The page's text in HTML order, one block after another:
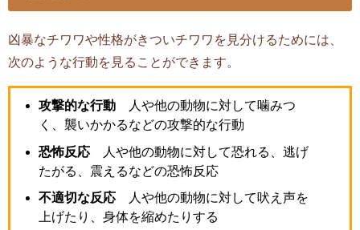
凶暴なチワワや性格がきついチワワを見分けるためには、
次のような行動を見ることができます。
攻撃的な行動 人や他の動物に対して噛みつ
く、襲いかかるなどの攻撃的な行動
恐怖反応 人や他の動物に対して恐れる、逃げ
たがる、震えるなどの恐怖反応
不適切な反応 人や他の動物に対して吠え声を
上げたり、身体を縮めたりする